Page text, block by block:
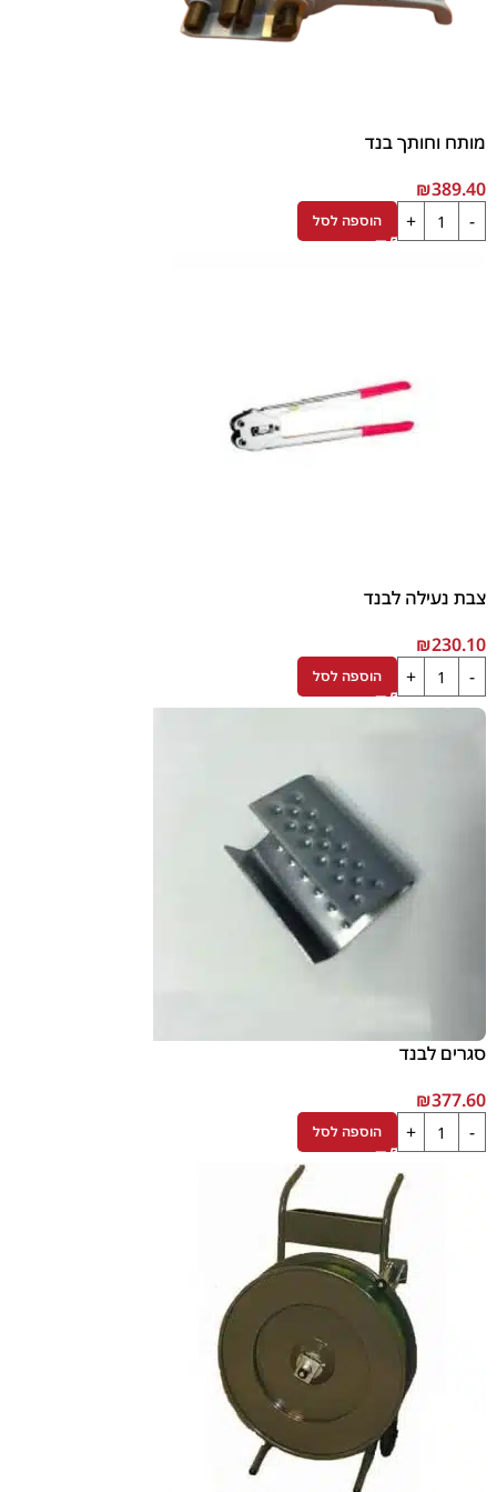
מותח וחותך בנד
₪389.40
הוספה לסל
צבת נעילה לבנד
₪230.10
הוספה לסל
סגרים לבנד
₪377.60
הוספה לסל